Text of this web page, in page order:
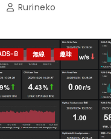
Rurineko
B 無線 趣味